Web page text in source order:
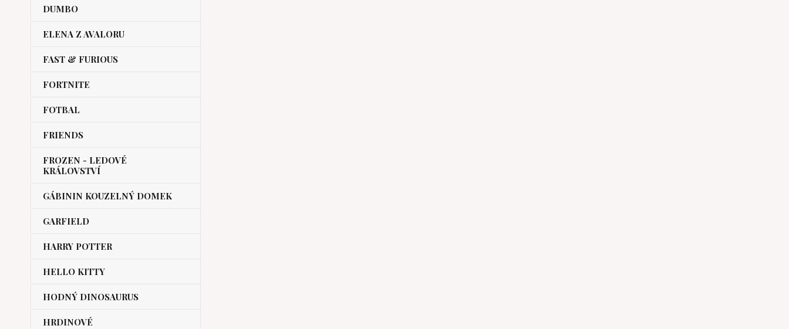
DUMBO
ELENA Z AVALORU
FAST & FURIOUS
FORTNITE
FOTBAL
FRIENDS
FROZEN - LEDOVÉ
KRÁLOVSTVÍ
GÁBININ KOUZELNÝ DOMEK
GARFIELD
HARRY POTTER
HELLO KITTY
HODNÝ DINOSAURUS
HRDINOVÉ